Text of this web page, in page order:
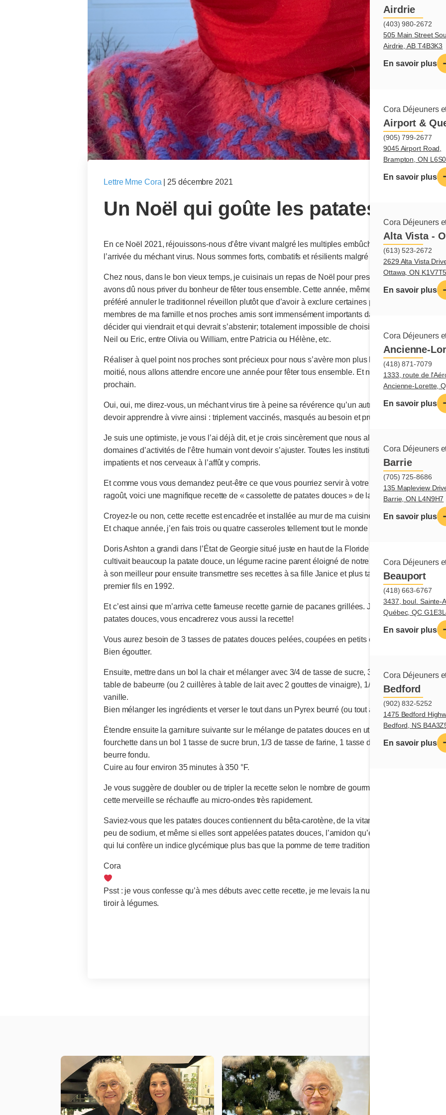
Airdrie
(403) 980-2672
505 Main Street
Airdrie, AB T4B3K3
En savoir plus
Cora Déjeuners
Airport &
(905) 799-2677
9045 Airport Road,
Brampton, ON
En savoir plus
Cora Déjeuners
Alta Vista -
(613) 523-2672
2629 Alta Vista
Ottawa, ON K1V7T5
En savoir plus
Cora Déjeuners
Ancienne-
(418) 871-7079
1333, route de
Ancienne-Lorette,
En savoir plus
Cora Déjeuners
Barrie
(705) 725-8686
135 Mapleview
Barrie, ON L4N9H7
En savoir plus
Cora Déjeuners
Beauport
(418) 663-6767
3437, boul. Sainte-
Québec, QC
En savoir plus
Cora Déjeuners
Bedford
(902) 832-5252
1475 Bedford
Bedford, NS
En savoir plus
Lettre Mme Cora 25 décembre 2021
Un Noël qui goûte les patates douces
En ce Noël 2021, réjouissons-nous d’être vivant malgré les multiples embûches qui s’acharnent à
l’arrivée du méchant virus. Nous sommes forts, combatifs et résilients malgré tout.
Chez nous, dans le bon vieux temps, je cuisinais un repas de Noël pour presque 30 personnes. Et
avons dû nous priver du bonheur de fêter tous ensemble. Cette année, même si on nous a concédé
préféré annuler le traditionnel réveillon plutôt que d’avoir à exclure certaines personnes parce que
membres de ma famille et nos proches amis sont immensément importants dans mon cœur. Et il
décider qui viendrait et qui devrait s’abstenir; totalement impossible de choisir entre Patrice ou
Neil ou Eric, entre Olivia ou William, entre Patricia ou Hélène, etc.
Réaliser à quel point nos proches sont précieux pour nous s’avère mon plus beau cadeau cette
moitié, nous allons attendre encore une année pour fêter tous ensemble. Et non, je ne suis pas
prochain.
Oui, oui, me direz-vous, un méchant virus tire à peine sa révérence qu’un autre malin cogne à nos
devoir apprendre à vivre ainsi : triplement vaccinés, masqués au besoin et prudents à l’extrême.
Je suis une optimiste, je vous l’ai déjà dit, et je crois sincèrement que nous allons nous adapter à
domaines d’activités de l’être humain vont devoir s’ajuster. Toutes les institutions, tous nos
impatients et nos cerveaux à l’affût y compris.
Et comme vous vous demandez peut-être ce que vous pourriez servir à votre famille avec vos
ragoût, voici une magnifique recette de « cassolette de patates douces » de la grand-mère de ma
Croyez-le ou non, cette recette est encadrée et installée au mur de ma cuisine depuis 1995.
Et chaque année, j’en fais trois ou quatre casseroles tellement tout le monde veut en rapporter
Doris Ashton a grandi dans l’État de Georgie situé juste en haut de la Floride dans le sud du grand
cultivait beaucoup la patate douce, un légume racine parent éloigné de notre pomme de terre.
à son meilleur pour ensuite transmettre ses recettes à sa fille Janice et plus tard à la fille de celle-
premier fils en 1992.
Et c’est ainsi que m’arriva cette fameuse recette garnie de pacanes grillées. Je vous assure que si
patates douces, vous encadrerez vous aussi la recette!
Vous aurez besoin de 3 tasses de patates douces pelées, coupées en petits cubes et bouillies
Bien égoutter.
Ensuite, mettre dans un bol la chair et mélanger avec 3/4 de tasse de sucre, 3 c. à soupe de
table de babeurre (ou 2 cuillères à table de lait avec 2 gouttes de vinaigre), 1/2 cuillère à thé de
vanille.
Bien mélanger les ingrédients et verser le tout dans un Pyrex beurré (ou tout autre plat allant au
Étendre ensuite la garniture suivante sur le mélange de patates douces en utilisant une cuillère.
fourchette dans un bol 1 tasse de sucre brun, 1/3 de tasse de farine, 1 tasse de pacanes (ou de
beurre fondu.
Cuire au four environ 35 minutes à 350 °F.
Je vous suggère de doubler ou de tripler la recette selon le nombre de gourmands que vous aurez
cette merveille se réchauffe au micro-ondes très rapidement.
Saviez-vous que les patates douces contiennent du bêta-carotène, de la vitamine A et des fibres?
peu de sodium, et même si elles sont appelées patates douces, l’amidon qu’elles contiennent est
qui lui confère un indice glycémique plus bas que la pomme de terre traditionnelle. BON APPÉTIT!
Cora
Psst : je vous confesse qu’à mes débuts avec cette recette, je me levais la nuit pour manger un
tiroir à légumes.